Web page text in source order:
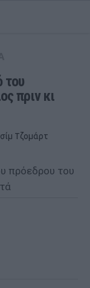
του
πριν κι
Τζομάρτ